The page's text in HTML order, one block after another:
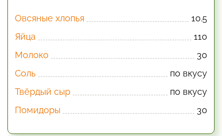
Овсяные хлопья
10.5
Яйца
110
Молоко
30
Соль
по вкусу
Твёрдый сыр
по вкусу
Помидоры
30